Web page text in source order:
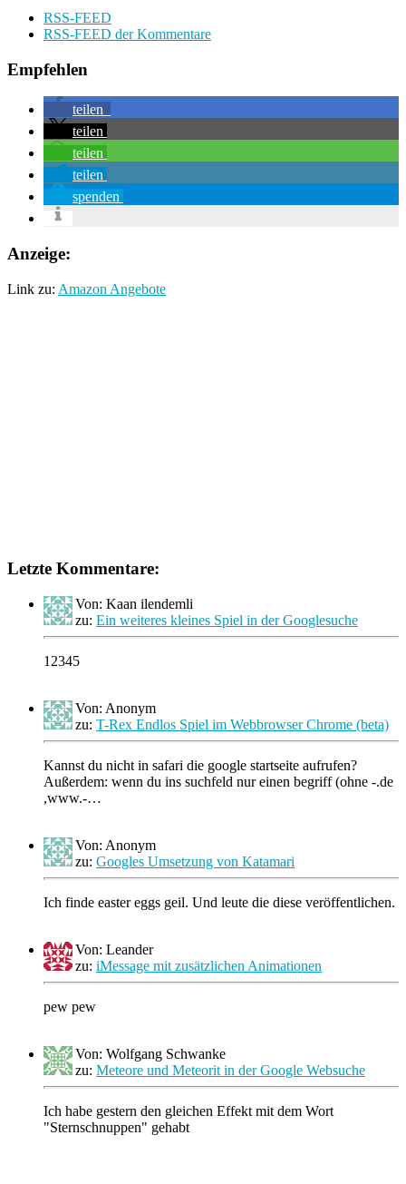
RSS-FEED
RSS-FEED der Kommentare
Empfehlen
teilen
teilen
teilen
teilen
spenden
Anzeige:
Link zu: Amazon Angebote
Letzte Kommentare:
Von: Kaan ilendemli
zu: Ein weiteres kleines Spiel in der Googlesuche
12345
Von: Anonym
zu: T-Rex Endlos Spiel im Webbrowser Chrome (beta)
Kannst du nicht in safari die google startseite aufrufen?
Außerdem: wenn du ins suchfeld nur einen begriff (ohne -.de
,www.-…
Von: Anonym
zu: Googles Umsetzung von Katamari
Ich finde easter eggs geil. Und leute die diese veröffentlichen.
Von: Leander
zu: iMessage mit zusätzlichen Animationen
pew pew
Von: Wolfgang Schwanke
zu: Meteore und Meteorit in der Google Websuche
Ich habe gestern den gleichen Effekt mit dem Wort
"Sternschnuppen" gehabt